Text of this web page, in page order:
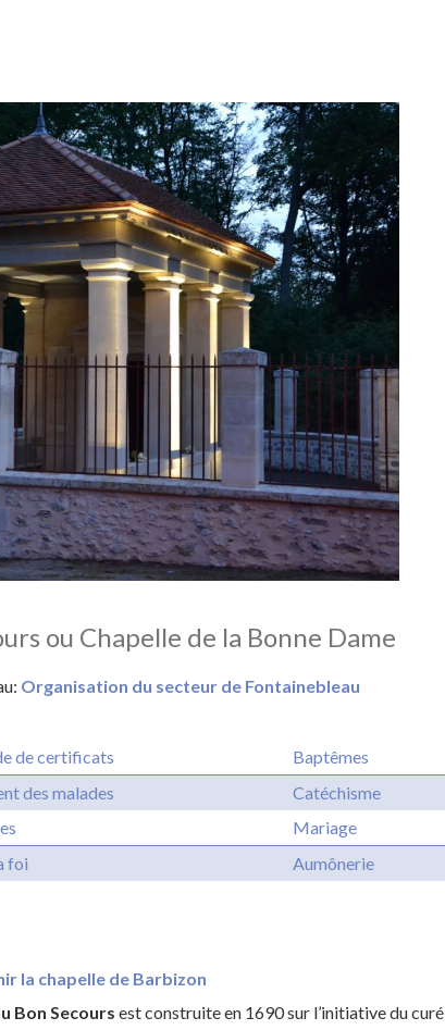
ou Chapelle de la Bonne Dame
Organisation du secteur de Fontainebleau
de certificats
Baptêmes
des malades
Catéchisme
Mariage
foi Aumônerie
la chapelle de Barbizon
Bon Secours est construite en 1690 sur l’initiative du curé